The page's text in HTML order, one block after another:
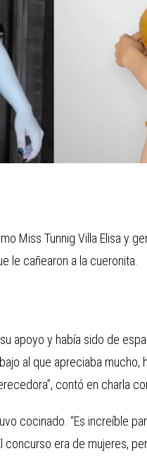
Miss Tunnig Villa Elisa y
le cañearon a la cueronita.
apoyo y había sido de
al que apreciaba
contó en charla
cocinado. “Es increíble
concurso era de mujeres,